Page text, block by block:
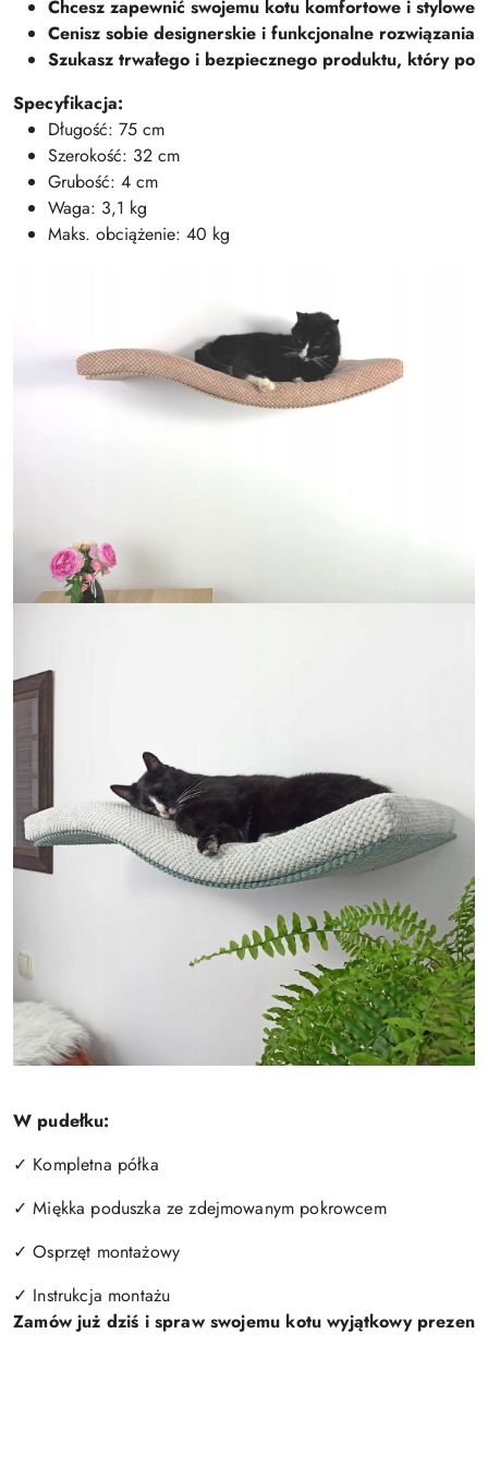
Chcesz zapewnić swojemu kotu komfortowe i stylowe
Cenisz sobie designerskie i funkcjonalne rozwiązania
Szukasz trwałego i bezpiecznego produktu, który po
Specyfikacja:
Długość: 75 cm
Szerokość: 32 cm
Grubość: 4 cm
Waga: 3,1 kg
Maks. obciążenie: 40 kg
W pudełku:
✓ Kompletna półka
✓ Miękka poduszka ze zdejmowanym pokrowcem
✓ Osprzęt montażowy
✓ Instrukcja montażu
Zamów już dziś i spraw swojemu kotu wyjątkowy prezent